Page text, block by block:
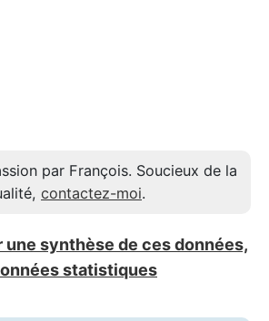
par François. Soucieux de la
contactez-moi.
une synthèse de ces données,
statistiques